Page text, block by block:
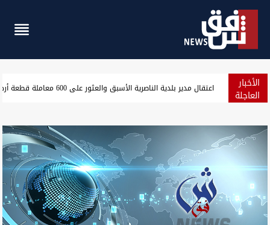
الأخبار
العاجلة انخفاض طفيف بأسعار الدولار في بغداد وأربيل